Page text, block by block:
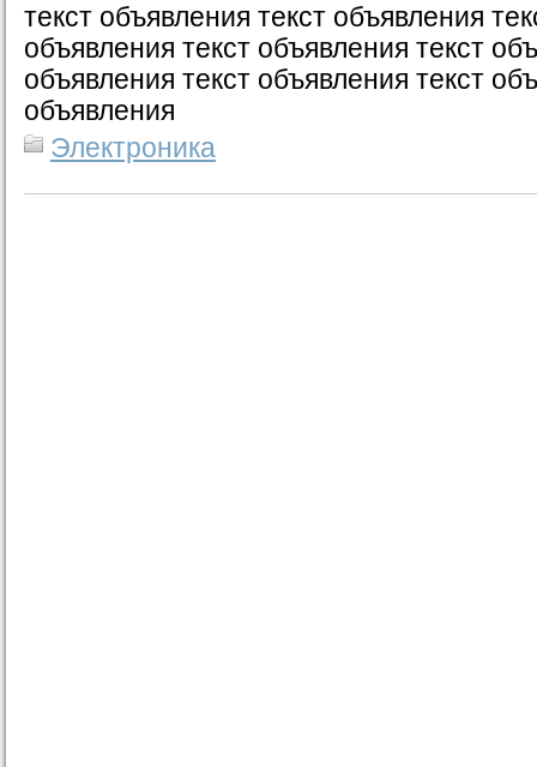
текст объявления текст объявления
объявления текст объявления текст
объявления текст объявления текст
объявления
Электроника